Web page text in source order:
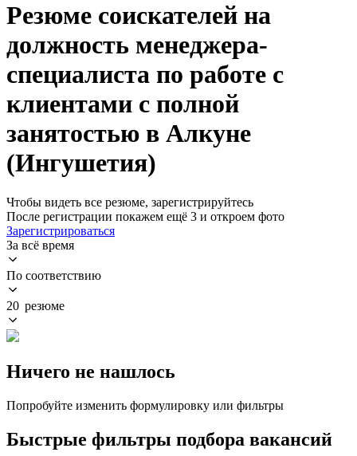
Резюме соискателей на
должность менеджера-
специалиста по работе с
клиентами с полной
занятостью в Алкуне
(Ингушетия)
Чтобы видеть все резюме, зарегистрируйтесь
После регистрации покажем ещё 3 и откроем фото
Зарегистрироваться
За всё время
По соответствию
20 резюме
Ничего не нашлось
Попробуйте изменить формулировку или фильтры
Быстрые фильтры подбора вакансий